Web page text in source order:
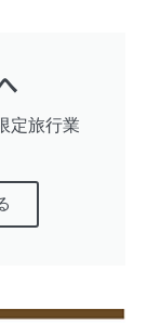
定旅行業